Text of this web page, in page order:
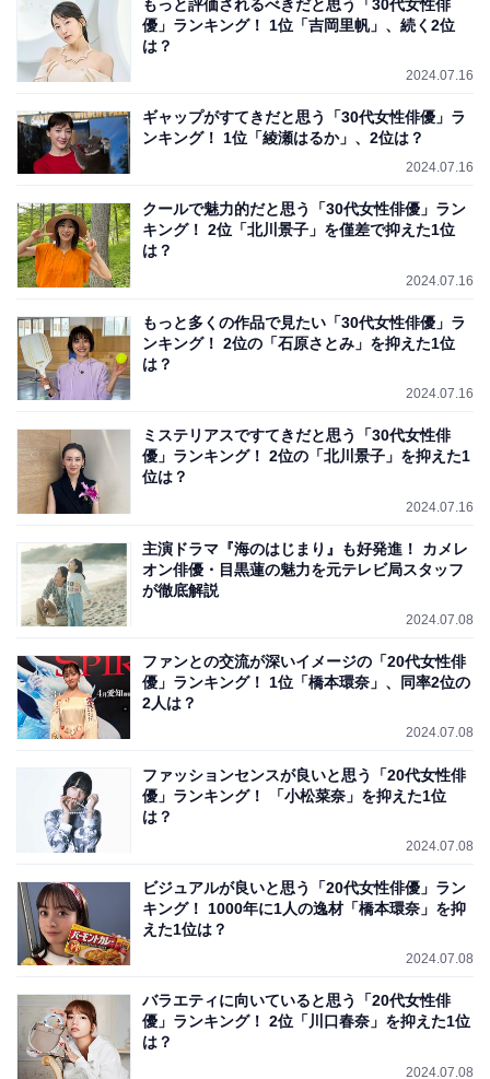
もっと評価されるべきだと思う「30代女性俳
優」ランキング！ 1位「吉岡里帆」、続く2位
は？
2024.07.16
ギャップがすてきだと思う「30代女性俳優」ラ
ンキング！ 1位「綾瀬はるか」、2位は？
2024.07.16
クールで魅力的だと思う「30代女性俳優」ラン
キング！ 2位「北川景子」を僅差で抑えた1位
は？
2024.07.16
もっと多くの作品で見たい「30代女性俳優」ラ
ンキング！ 2位の「石原さとみ」を抑えた1位
は？
2024.07.16
ミステリアスですてきだと思う「30代女性俳
優」ランキング！ 2位の「北川景子」を抑えた1
位は？
2024.07.16
主演ドラマ『海のはじまり』も好発進！ カメレ
オン俳優・目黒蓮の魅力を元テレビ局スタッフ
が徹底解説
2024.07.08
ファンとの交流が深いイメージの「20代女性俳
優」ランキング！ 1位「橋本環奈」、同率2位の
2人は？
2024.07.08
ファッションセンスが良いと思う「20代女性俳
優」ランキング！ 「小松菜奈」を抑えた1位
は？
2024.07.08
ビジュアルが良いと思う「20代女性俳優」ラン
キング！ 1000年に1人の逸材「橋本環奈」を抑
えた1位は？
2024.07.08
バラエティに向いていると思う「20代女性俳
優」ランキング！ 2位「川口春奈」を抑えた1位
は？
2024.07.08